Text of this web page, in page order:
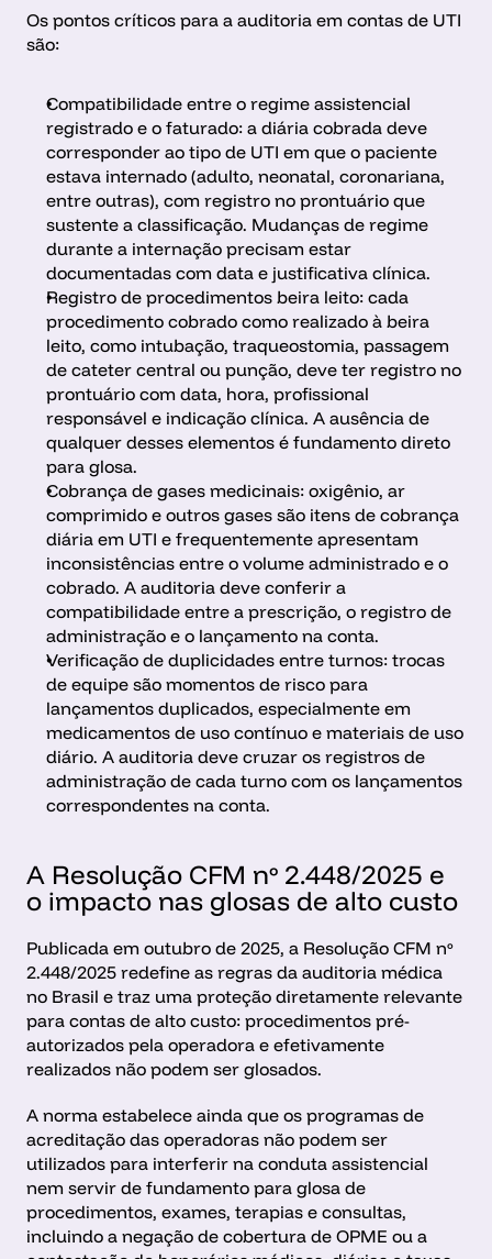
Os pontos críticos para a auditoria em contas de UTI
são:
Compatibilidade entre o regime assistencial
registrado e o faturado: a diária cobrada deve
corresponder ao tipo de UTI em que o paciente
estava internado (adulto, neonatal, coronariana,
entre outras), com registro no prontuário que
sustente a classificação. Mudanças de regime
durante a internação precisam estar
documentadas com data e justificativa clínica.
Registro de procedimentos beira leito: cada
procedimento cobrado como realizado à beira
leito, como intubação, traqueostomia, passagem
de cateter central ou punção, deve ter registro no
prontuário com data, hora, profissional
responsável e indicação clínica. A ausência de
qualquer desses elementos é fundamento direto
para glosa.
Cobrança de gases medicinais: oxigênio, ar
comprimido e outros gases são itens de cobrança
diária em UTI e frequentemente apresentam
inconsistências entre o volume administrado e o
cobrado. A auditoria deve conferir a
compatibilidade entre a prescrição, o registro de
administração e o lançamento na conta.
Verificação de duplicidades entre turnos: trocas
de equipe são momentos de risco para
lançamentos duplicados, especialmente em
medicamentos de uso contínuo e materiais de uso
diário. A auditoria deve cruzar os registros de
administração de cada turno com os lançamentos
correspondentes na conta.
A Resolução CFM nº 2.448/2025 e
o impacto nas glosas de alto custo
Publicada em outubro de 2025, a Resolução CFM nº
2.448/2025 redefine as regras da auditoria médica
no Brasil e traz uma proteção diretamente relevante
para contas de alto custo: procedimentos pré-
autorizados pela operadora e efetivamente
realizados não podem ser glosados.
A norma estabelece ainda que os programas de
acreditação das operadoras não podem ser
utilizados para interferir na conduta assistencial
nem servir de fundamento para glosa de
procedimentos, exames, terapias e consultas,
incluindo a negação de cobertura de OPME ou a